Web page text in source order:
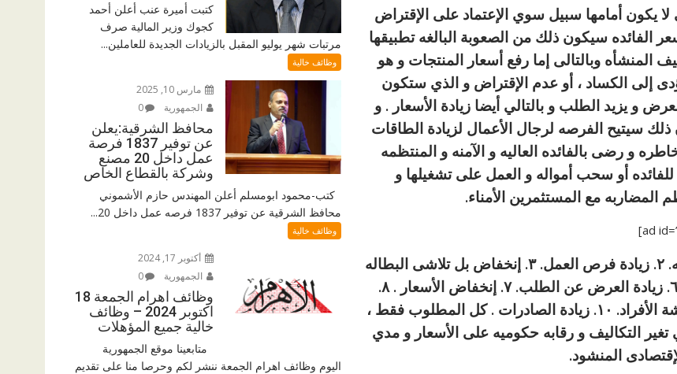
لا يكون أمامها سبيل سوي الإعتماد على الإقتراض
الفائده سيكون ذلك من الصعوبة البالغه تطبيقها
المنشأه وبالتالى إما رفع أسعار المنتجات و هو
إلى الكساد ، أو عدم الإقتراض و الذي ستكون
و يزيد الطلب و بالتالي أيضا زيادة الأسعار . و
سيتيح الفرصه لرجال الأعمال لزيادة الطاقات
و رضى بالفائده العاليه و الآمنه و المنتظمه
أو سحب أمواله و العمل على تشغيلها و
مع المستثمرين الأمناء.
كل ما سبق ينتج عنه الآتى : ١. زيادة الطاقات الإنتاجيه. ٢. زيادة فرص العمل. ٣. إنخفاض بل تلاشى البطاله
المقنعه. ٤. إنخفاض معدل البطاله. ٥. زيادة الإنتاج. ٦. زيادة العرض عن الطلب. ٧. إنخفاض الأسعار . ٨.
زيادة الدخل القومى المصرى. ٩. إرتفاع مستوى معيشة الأفراد. ١٠. زيادة الصادرات . كل المطلوب فقط ،
تغير التكاليف و رقابه حكوميه على الأسعار و مدي
المنشود.
كتبت أميرة عنب أعلن أحمد
كجوك وزير المالية صرف
مرتبات شهر يوليو المقبل بالزيادات الجديدة للعاملين...
وظائف خالية
مارس 10, 2025
الجمهورية
0
محافظ الشرقية:يعلن
عن توفير 1837 فرصة
عمل داخل 20 مصنع
وشركة بالقطاع الخاص
كتب-محمود ابومسلم أعلن المهندس حازم الأشموني
محافظ الشرقية عن توفير 1837 فرصه عمل داخل 20...
وظائف خالية
أكتوبر 17, 2024
الجمهورية
0
وظائف اهرام الجمعة 18
اكتوبر 2024 – وظائف
خالية جميع المؤهلات
متابعينا موقع الجمهورية
اليوم وظائف اهرام الجمعة ننشر لكم وحرصا منا على تقديم